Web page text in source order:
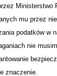
Ministerstwo
mu przez
podatków w
nie
znaczenie.